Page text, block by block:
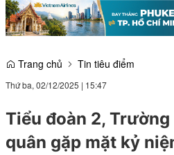
Trang chủ Tin tiêu điểm
Thứ ba, 02/12/2025 | 15:47
Tiểu đoàn 2,
quân gặp mặt kỷ